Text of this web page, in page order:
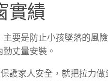
實績
要是防止小孩墜落的風
丈量安裝。
護家人安全，就把拉力